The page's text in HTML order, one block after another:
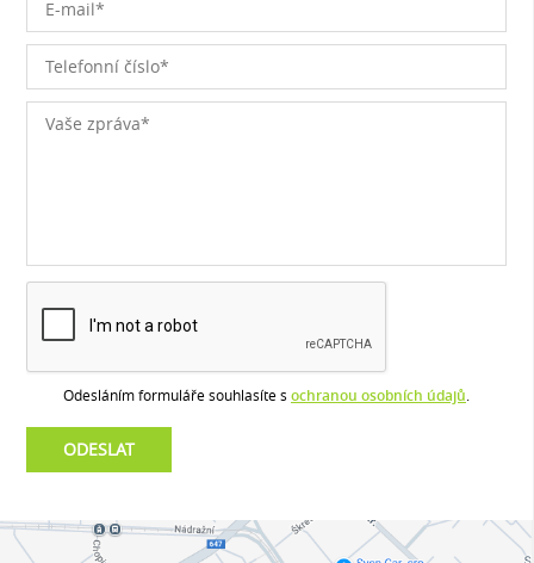
Odesláním formuláře souhlasíte s ochranou osobních údajů